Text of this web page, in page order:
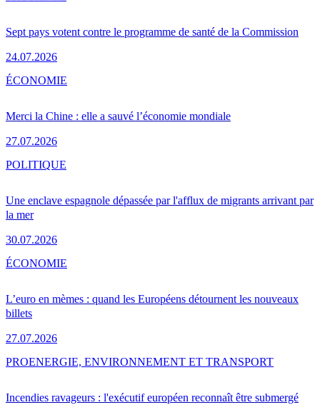
Sept pays votent contre le programme de santé de la Commission
24.07.2026
Merci la Chine : elle a sauvé l’économie mondiale
27.07.2026
ÉCONOMIE
Une enclave espagnole dépassée par l'afflux de migrants arrivant par
la mer
30.07.2026
POLITIQUE
L’euro en mèmes : quand les Européens détournent les nouveaux
billets
27.07.2026
ÉCONOMIE
Incendies ravageurs : l'exécutif européen reconnaît être submergé
PROENERGIE, ENVIRONNEMENT ET TRANSPORT